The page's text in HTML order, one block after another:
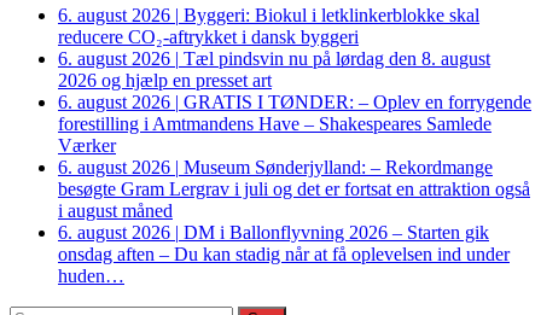
6. august 2026 | Byggeri: Biokul i letklinkerblokke skal
reducere CO₂-aftrykket i dansk byggeri
6. august 2026 | Tæl pindsvin nu på lørdag den 8. august
2026 og hjælp en presset art
6. august 2026 | GRATIS I TØNDER: – Oplev en forrygende
forestilling i Amtmandens Have – Shakespeares Samlede
Værker
6. august 2026 | Museum Sønderjylland: – Rekordmange
besøgte Gram Lergrav i juli og det er fortsat en attraktion også
i august måned
6. august 2026 | DM i Ballonflyvning 2026 – Starten gik
onsdag aften – Du kan stadig når at få oplevelsen ind under
huden…